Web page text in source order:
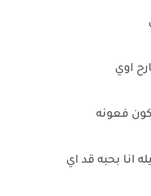
اوي
فعونه
انا بحبه قد اي